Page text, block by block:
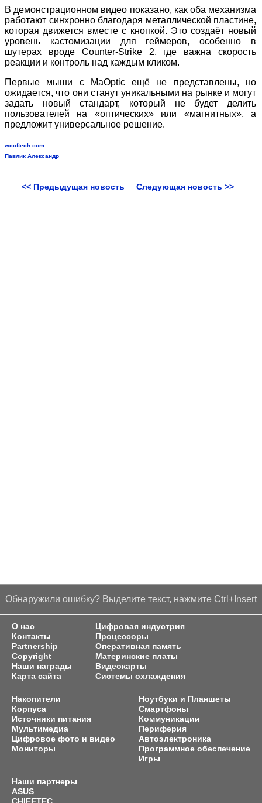
В демонстрационном видео показано, как оба механизма
работают синхронно благодаря металлической пластине,
которая движется вместе с кнопкой. Это создаёт новый
уровень кастомизации для геймеров, особенно в
шутерах вроде Counter‑Strike 2, где важна скорость
реакции и контроль над каждым кликом.
Первые мыши с MaOptic ещё не представлены, но
ожидается, что они станут уникальными на рынке и могут
задать новый стандарт, который не будет делить
пользователей на «оптических» или «магнитных», а
предложит универсальное решение.
wccftech.com
Павлик Александр
<< Предыдущая новость Следующая новость >>
Обнаружили ошибку? Выделите текст, нажмите Ctrl+Insert
О нас
Контакты
Partnership
Copyright
Наши награды
Карта сайта
Цифровая индустрия
Процессоры
Оперативная память
Материнские платы
Видеокарты
Системы охлаждения
Накопители
Корпуса
Источники питания
Мультимедиа
Цифровое фото и видео
Мониторы
Ноутбуки и Планшеты
Смартфоны
Коммуникации
Периферия
Автоэлектроника
Программное обеспечение
Игры
Наши партнеры
ASUS